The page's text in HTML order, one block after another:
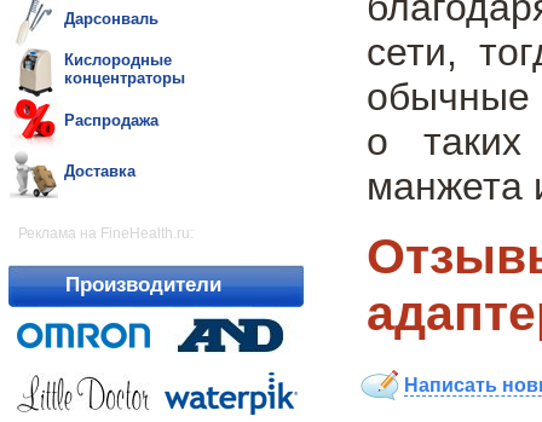
Дарсонваль
Кислородные
концентраторы
Распродажа
Доставка
Реклама на FineHealth.ru:
Производители
сети,
обычные
о таких
манжета
Написать